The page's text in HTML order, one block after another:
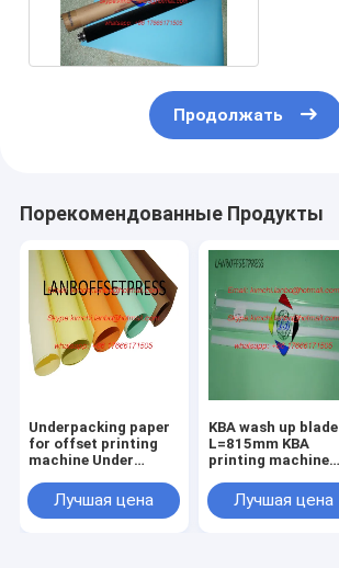
Продолжать
Порекомендованные Продукты
Underpacking paper
for offset printing
machine Under
Лучшая цена
KBA wash up blade
L=815mm KBA
printing machine
Лучшая цена